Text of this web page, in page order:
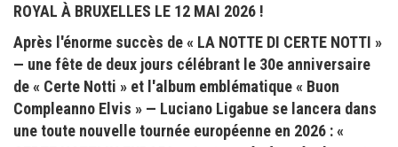
ROYAL À BRUXELLES LE 12 MAI 2026 !
Après l'énorme succès de « LA NOTTE DI CERTE NOTTI »
— une fête de deux jours célébrant le 30e anniversaire
de « Certe Notti » et l'album emblématique « Buon
Compleanno Elvis » — Luciano Ligabue se lancera dans
une toute nouvelle tournée européenne en 2026 : «